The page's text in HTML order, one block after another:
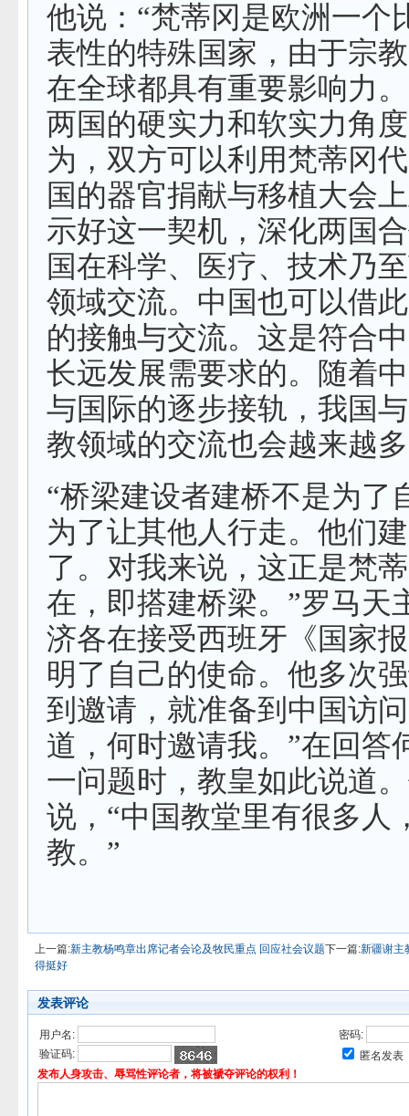
他说：“梵蒂冈是欧洲一个
表性的特殊国家，由于宗
在全球都具有重要影响力
两国的硬实力和软实力角
为，双方可以利用梵蒂冈
国的器官捐献与移植大会
示好这一契机，深化两国
国在科学、医疗、技术乃
领域交流。中国也可以借
的接触与交流。这是符合
长远发展需要求的。随着
与国际的逐步接轨，我国
教领域的交流也会越来越
“桥梁建设者建桥不是为了
为了让其他人行走。他们
了。对我来说，这正是梵
在，即搭建桥梁。”罗马天
济各在接受西班牙《国家
明了自己的使命。他多次
到邀请，就准备到中国访
道，何时邀请我。”在回答
一问题时，教皇如此说道
说，“中国教堂里有很多人
教。”
上一篇:新主教杨鸣章出席记者会论及牧民重点 回应社会议题下一篇:新疆谢主
得挺好
发表评论
用户名:
密码:
验证码:
匿名发表
发布人身攻击、辱骂性评论者，将被褫夺评论的权利！